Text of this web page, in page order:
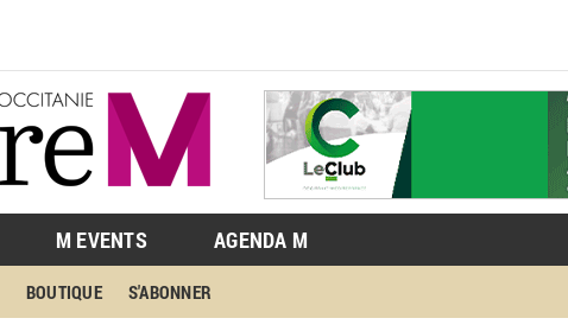
M EVENTS AGENDA M
BOUTIQUE S'ABONNER